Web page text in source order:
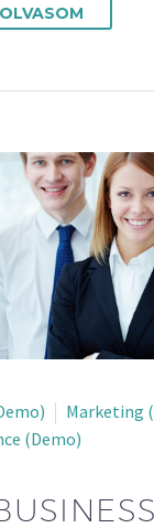
Marketing
(Demo)